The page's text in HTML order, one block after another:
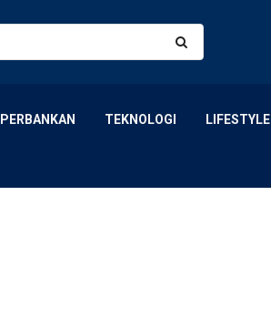
PERBANKAN TEKNOLOGI LIFESTYLE